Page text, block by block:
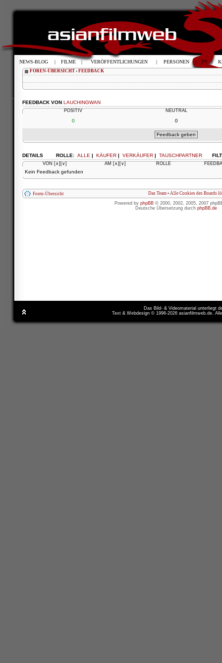
FOREN-ÜBERSICHT ‹ FEEDBACK
FEEDBACK VON LAUCHINGWAN
POSITIV NEUTRAL
0 0
ROLLE: ALLE | KÄUFER | VERKÄUFER | TAUSCHPARTNER
DETAILS
VON [∧] [∨] AM [∧] [∨] ROLLE
Kein Feedback gefunden
Foren-Übersicht Das Team • Alle Cookies des Boards
Powered by phpBB © 2000, 2002, 2005, 2007
Deutsche Übersetzung durch phpBB.de
Das Bild- & Videomaterial unterliegt
Text & Webdesign © 1996-2026 asianfilmweb.de.
NEWS-BLOG | FILME | VERÖFFENTLICHUNGEN | PERSONEN | TV |